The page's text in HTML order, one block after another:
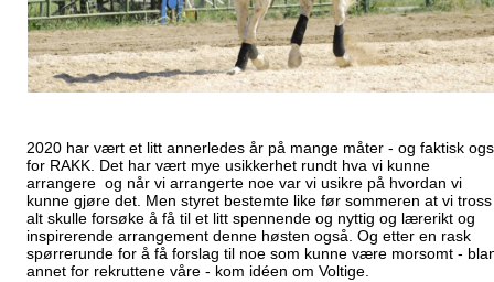
2020 har vært et litt annerledes år på mange måter - og faktisk
for RAKK. Det har vært mye usikkerhet rundt hva vi kunne
arrangere og når vi arrangerte noe var vi usikre på hvordan vi
kunne gjøre det. Men styret bestemte like før sommeren at vi tross
alt skulle forsøke å få til et litt spennende og nyttig og lærerikt og
inspirerende arrangement denne høsten også. Og etter en rask
spørrerunde for å få forslag til noe som kunne være morsomt -
annet for rekruttene våre - kom idéen om Voltige.